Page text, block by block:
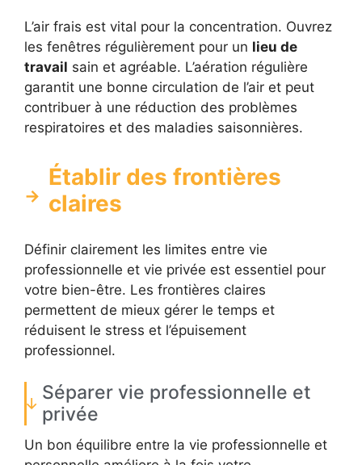
L’air frais est vital pour la concentration. Ouvrez
les fenêtres régulièrement pour un lieu de
travail sain et agréable. L’aération régulière
garantit une bonne circulation de l’air et peut
contribuer à une réduction des problèmes
respiratoires et des maladies saisonnières.
Établir des frontières
claires
Définir clairement les limites entre vie
professionnelle et vie privée est essentiel pour
votre bien-être. Les frontières claires
permettent de mieux gérer le temps et
réduisent le stress et l’épuisement
professionnel.
Séparer vie professionnelle et
privée
Un bon équilibre entre la vie professionnelle et